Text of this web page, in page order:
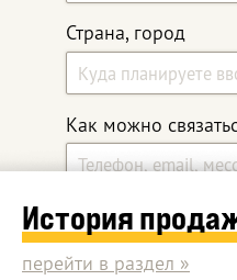
Страна, город
Как можно
Какой автомобиль
История
перейти в раздел »